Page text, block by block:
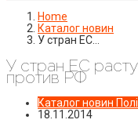
Home
Каталог новин
У стран ЕС…
У стран ЕС
против РФ
Каталог новин
18.11.2014